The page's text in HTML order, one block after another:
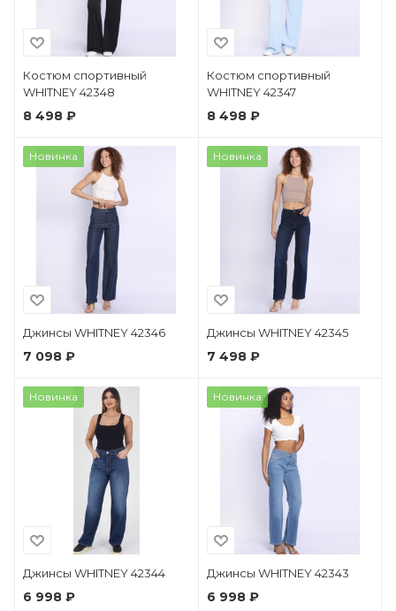
Костюм спортивный
WHITNEY 42348
8 498 ₽
Костюм спортивный
WHITNEY 42347
8 498 ₽
Новинка
Джинсы WHITNEY 42346
7 098 ₽
Новинка
Джинсы WHITNEY 42345
7 498 ₽
Новинка
Джинсы WHITNEY 42344
6 998 ₽
Новинка
Джинсы WHITNEY 42343
6 998 ₽